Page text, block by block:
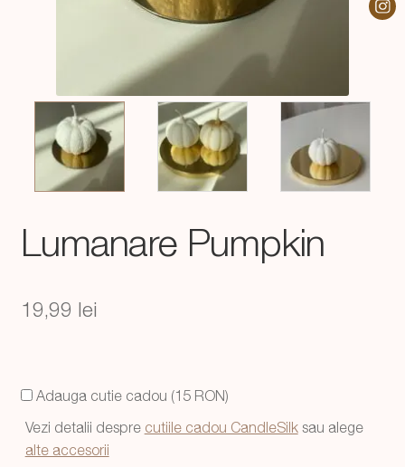
Lumanare Pumpkin
19,99 lei
Adauga cutie cadou (15 RON)
Vezi detalii despre cutiile cadou CandleSilksau alege
alte accesorii